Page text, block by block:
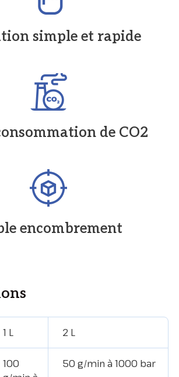
simple et rapide
de CO2
encombrement
1 L 2 L
100
50 g/min à 1000 bar